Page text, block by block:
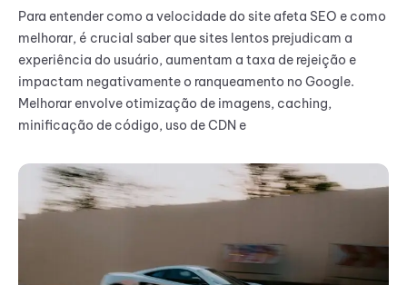
Para entender como a velocidade do site afeta SEO e como
melhorar, é crucial saber que sites lentos prejudicam a
experiência do usuário, aumentam a taxa de rejeição e
impactam negativamente o ranqueamento no Google.
Melhorar envolve otimização de imagens, caching,
minificação de código, uso de CDN e